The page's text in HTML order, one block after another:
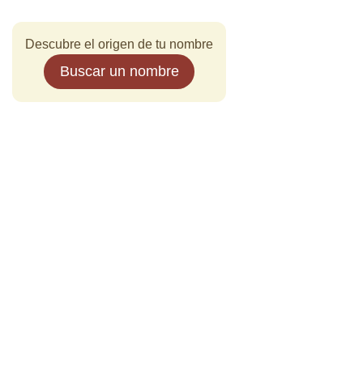
Descubre el origen de tu nombre
Buscar un nombre